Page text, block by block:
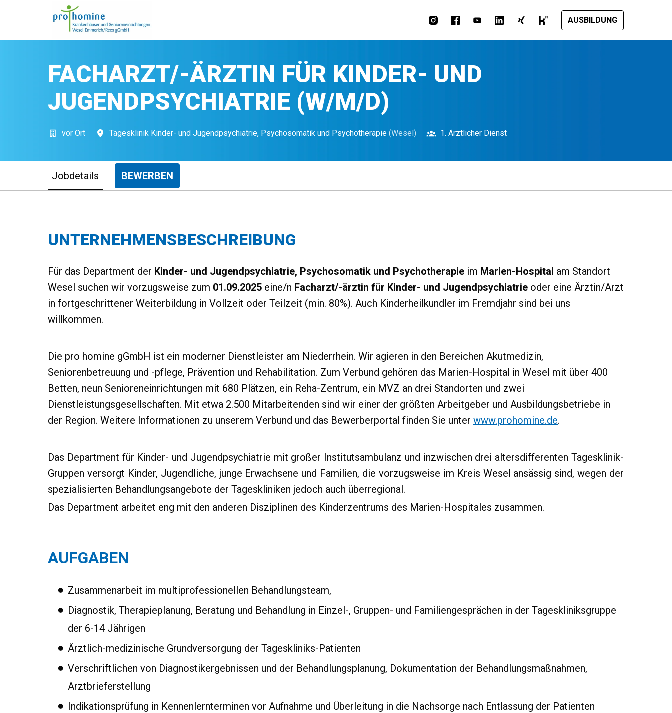
Startseite
AUSBILDUNG
FACHARZT/-ÄRZTIN FÜR KINDER- UND
JUGENDPSYCHIATRIE (W/M/D)
vor Ort Tagesklinik Kinder- und Jugendpsychiatrie, Psychosomatik und Psychotherapie (Wesel) 1. Ärztlicher Dienst
Jobdetails BEWERBEN
UNTERNEHMENSBESCHREIBUNG
Für das Department der Kinder- und Jugendpsychiatrie, Psychosomatik und Psychotherapie im Marien-Hospital am Standort
Wesel suchen wir vorzugsweise zum 01.09.2025 eine/n Facharzt/-ärztin für Kinder- und Jugendpsychiatrie oder eine Ärztin/Arzt
in fortgeschrittener Weiterbildung in Vollzeit oder Teilzeit (min. 80%). Auch Kinderheilkundler im Fremdjahr sind bei uns
willkommen.
Die pro homine gGmbH ist ein moderner Dienstleister am Niederrhein. Wir agieren in den Bereichen Akutmedizin,
Seniorenbetreuung und -pflege, Prävention und Rehabilitation. Zum Verbund gehören das Marien-Hospital in Wesel mit über 400
Betten, neun Senioreneinrichtungen mit 680 Plätzen, ein Reha-Zentrum, ein MVZ an drei Standorten und zwei
Dienstleistungsgesellschaften. Mit etwa 2.500 Mitarbeitenden sind wir einer der größten Arbeitgeber und Ausbildungsbetriebe in
der Region. Weitere Informationen zu unserem Verbund und das Bewerberportal finden Sie unter www.prohomine.de.
Das Department für Kinder- und Jugendpsychiatrie mit großer Institutsambulanz und inzwischen drei altersdifferenten Tagesklinik-
Gruppen versorgt Kinder, Jugendliche, junge Erwachsene und Familien, die vorzugsweise im Kreis Wesel ansässig sind, wegen der
spezialisierten Behandlungsangebote der Tageskliniken jedoch auch überregional.
Das Department arbeitet eng mit den anderen Disziplinen des Kinderzentrums des Marien-Hospitales zusammen.
AUFGABEN
Zusammenarbeit im multiprofessionellen Behandlungsteam,
Diagnostik, Therapieplanung, Beratung und Behandlung in Einzel-, Gruppen- und Familiengesprächen in der Tageskliniksgruppe
der 6-14 Jährigen
Ärztlich-medizinische Grundversorgung der Tageskliniks-Patienten
Verschriftlichen von Diagnostikergebnissen und der Behandlungsplanung, Dokumentation der Behandlungsmaßnahmen,
Arztbrieferstellung
Indikationsprüfung in Kennenlernterminen vor Aufnahme und Überleitung in die Nachsorge nach Entlassung der Patienten